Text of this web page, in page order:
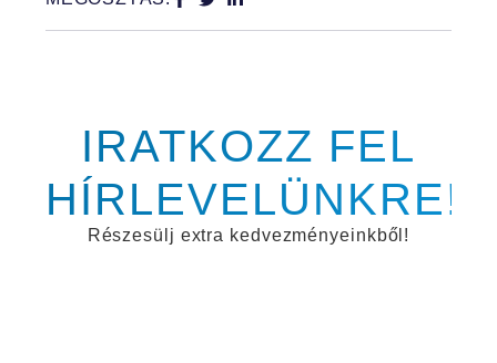
IRATKOZZ FEL
HÍRLEVELÜNKRE!
Részesülj extra kedvezményeinkből!